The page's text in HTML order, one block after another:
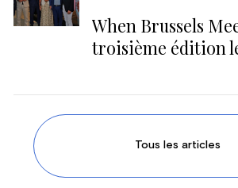
When Brussels
troisième édition
Tous les articles